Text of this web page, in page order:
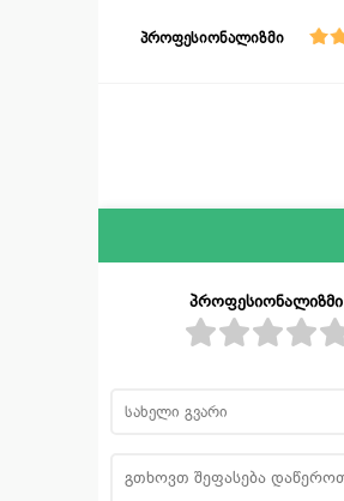
პროფესიონალიზმი
პროფესიონალიზმი